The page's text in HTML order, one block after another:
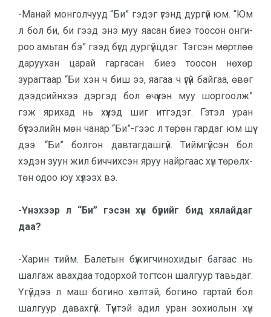
-Манай монголчууд “Би” гэдэг үгэнд дургүй юм. “Юм
л бол би, би гээд энэ муу яасан биеэ тоосон онги­
роо амьтан бэ” гээд бүгд дургүйцдэг. Тэгсэн мөртлөө
даруухан царай гарга­сан биеэ тоосон нөхөр
зурагтаар “Би хэн ч биш ээ, яагаа ч үгүй байгаа, өвөг
дээдсийнхээ дэргэд бол өчүүхэн муу шоргоолж”
гэж ярихад нь хүүхэд шиг итгэдэг. Гэтэл уран
бүтээлийн мөн чанар “Би”-гээс л төрөн гардаг юм шүү
дээ. “Би” болгон давтаг­даш­гүй. Тиймгүйсэн бол
хэдэн зуун жил биччихсэн яруу найргаас хүн төрөлх­
төн одоо юу хүлээх вэ.
-Үнэхээр л “Би” гэсэн хүн бү­рийг бид хялайдаг
даа?
-Харин тийм. Балетын бүжигчинохи­дыг багаас нь
шалгаж авахдаа тодорхой тогтсон шалгуур тавьдаг.
Үгүй­дээ л маш богино хөлтэй, богино гар­тай бол
шалгуур давахгүй. Түүнтэй адил уран зохиолын хүн